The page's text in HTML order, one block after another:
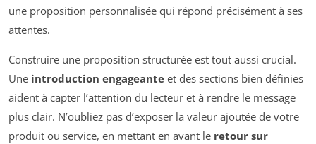
une proposition personnalisée qui répond précisément à ses
attentes.
Construire une proposition structurée est tout aussi crucial.
Une introduction engageante et des sections bien définies
aident à capter l’attention du lecteur et à rendre le message
plus clair. N’oubliez pas d’exposer la valeur ajoutée de votre
produit ou service, en mettant en avant le retour sur